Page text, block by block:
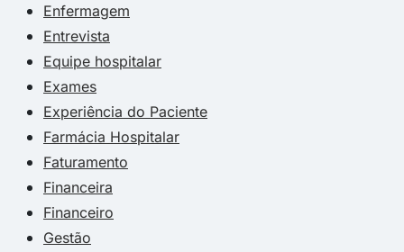
Enfermagem
Entrevista
Equipe hospitalar
Exames
Experiência do Paciente
Farmácia Hospitalar
Faturamento
Financeira
Financeiro
Gestão